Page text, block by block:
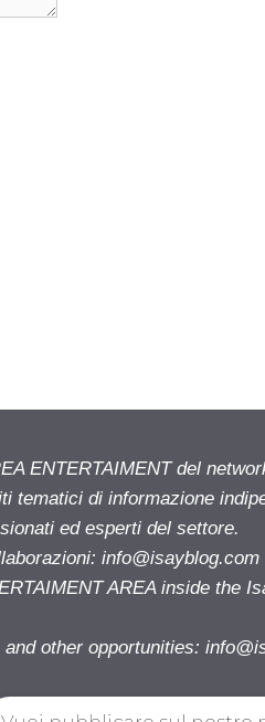
ENTERTAIMENT del
tematici di informazione
ed esperti del settore.
info@isayblog.com
AREA inside the
other opportunities: